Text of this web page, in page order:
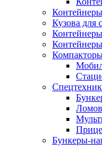
Кузова для
Бункеры-